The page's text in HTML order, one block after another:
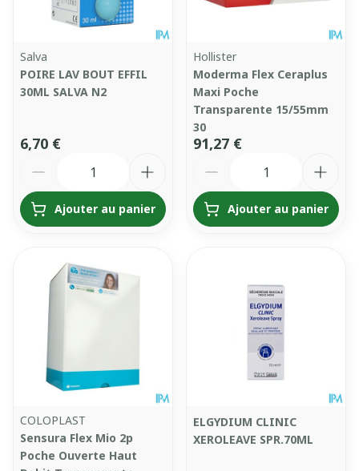
Salva
POIRE LAV BOUT EFFIL
30ML SALVA N2
6,70 €
Ajouter au panier
Hollister
Moderma Flex Ceraplus
Maxi Poche
Transparente 15/55mm
30
91,27 €
Ajouter au panier
COLOPLAST
Sensura Flex Mio 2p
Poche Ouverte Haut
ELGYDIUM CLINIC
XEROLEAVE SPR.70ML